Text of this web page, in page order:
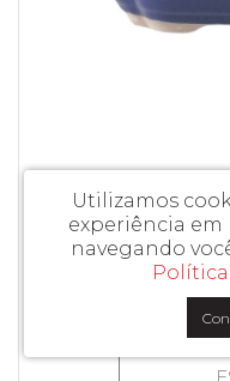
Vaso Bonsai
R$
Utilizamos
experiência em
navegando